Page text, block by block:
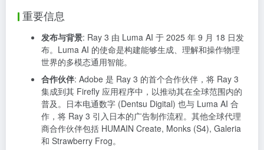
重要信息
发布与背景: Ray 3 由 Luma AI 于 2025 年 9 月 18 日发
布。Luma AI 的使命是构建能够生成、理解和操作物理
世界的多模态通用智能。
合作伙伴: Adobe 是 Ray 3 的首个合作伙伴，将 Ray 3
集成到其 Firefly 应用程序中，以推动其在全球范围内的
普及。日本电通数字 (Dentsu Digital) 也与 Luma AI 合
作，将 Ray 3 引入日本的广告制作流程。其他全球代理
商合作伙伴包括 HUMAIN Create, Monks (S4), Galeria
和 Strawberry Frog。